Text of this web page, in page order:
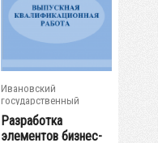
Ивановский
государственный
энергетический...
Разработка
элементов бизнес-